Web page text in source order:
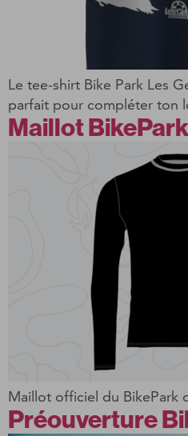
Le tee-shirt Bike Park Les
parfait pour compléter ton
Maillot
Maillot officiel du BikePark
Préouverture